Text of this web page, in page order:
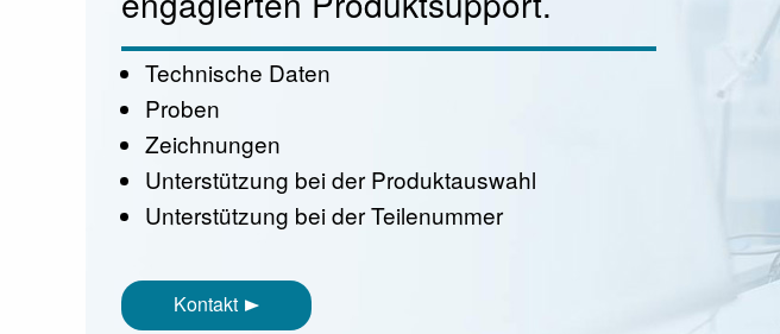
Technische Daten
Proben
Zeichnungen
Unterstützung bei der Produktauswahl
Unterstützung bei der Teilenummer
Kontakt